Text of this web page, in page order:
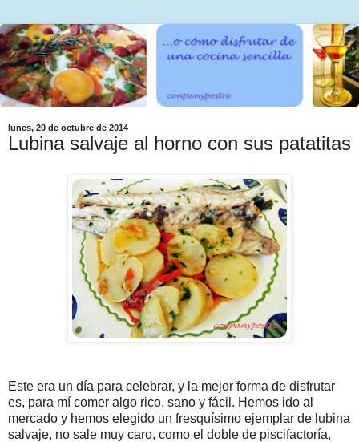
lunes, 20 de octubre de 2014
Lubina salvaje al horno con sus patatitas
Este era un día para celebrar, y la mejor forma de disfrutar
es, para mí comer algo rico, sano y fácil. Hemos ido al
mercado y hemos elegido un fresquísimo ejemplar de lubina
salvaje, no sale muy caro, como el doble de piscifactoría,